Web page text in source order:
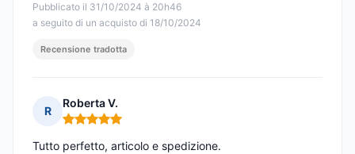
Pubblicato il 31/10/2024 à 20h46
a seguito di un acquisto di 18/10/2024
Recensione tradotta
R
Roberta V.
Nota: 5 su 5
Tutto perfetto, articolo e spedizione.